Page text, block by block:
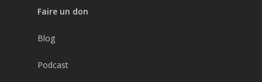
Faire un don
Blog
Podcast